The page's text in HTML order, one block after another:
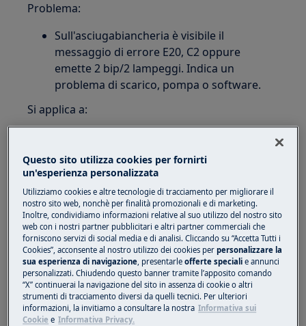
Problema:
Sull'asciugabiancheria è visibile il
messaggio di errore E20, C2 oppure
emette 2 bip/2 lampeggi. Indica un
problema di scarico, pompa o software.
Si applica a:
asciugabiancheria a condensazione
asciugabiancheria a pompa di calore
Soluzione:
1. Controllare che il tubo di scarico sia
collegato correttamente (se applicabile).
Per fare in modo che l'asciugabiancheria
scarichi l'acqua direttamente e non nel
serbatoio, collegare un tubo di scarico
esterno all'asciugabiancheria.
Questo sito utilizza cookies per fornirti
un'esperienza personalizzata
Utilizziamo cookies e altre tecnologie di tracciamento per migliorare il
nostro sito web, nonchè per finalità promozionali e di marketing.
Inoltre, condividiamo informazioni relative al suo utilizzo del nostro sito
web con i nostri partner pubblicitari e altri partner commerciali che
forniscono servizi di social media e di analisi. Cliccando su “Accetta Tutti i
Cookies”, acconsente al nostro utilizzo dei cookies perpersonalizzare la
sua esperienza di navigazione, presentarleofferte speciali e annunci
personalizzati. Chiudendo questo banner tramite l’apposito comando
“X” continuerai la navigazione del sito in assenza di cookie o altri
strumenti di tracciamento diversi da quelli tecnici. Per ulteriori
informazioni, la invitiamo a consultare la nostra Informativa sui
Cookie e Informativa Privacy.